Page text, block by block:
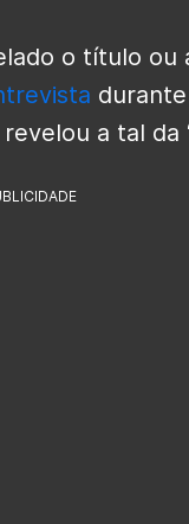
o título ou
a tal da